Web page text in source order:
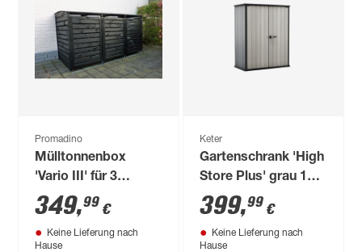
Promadino
Mülltonnenbox
'Vario III' für 3
Tonnen anthrazit 219
x 122 x 92 cm
349,99 €
Keine Lieferung nach
Hause
Keter
Gartenschrank 'High
Store Plus' grau 140
x 170,4 x 73,6 cm
399,99 €
Keine Lieferung nach
Hause